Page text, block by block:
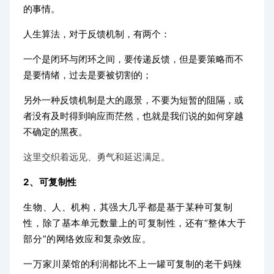
的事情。
人生算法，对于反馈机制，有两个：
一个是闭环与闭环之间，要传递反馈，但是要策略而不
是要情绪，过去是要被切割的；
另外一种反馈机制是大的愿景，不要为短暂的阻隔，或
者没有及时得到响应而茫然，也就是我们说的如何穿越
不确定的黑夜。
这里交织着远见、勇气和延迟满足。
2、可复制性
生物、人、机构，其强大几乎都是基于某种可复制
性，除了基本单元数量上的可复制性，还有“整体大于
部分”的网络效应和复杂效应。
一万家川菜馆的利润都比不上一罐可复制的老干妈辣